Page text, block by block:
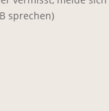
sprechen)